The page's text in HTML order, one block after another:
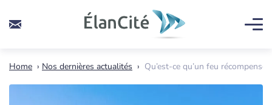
Home › Nos dernières actualités › Qu’est-ce qu’un feu